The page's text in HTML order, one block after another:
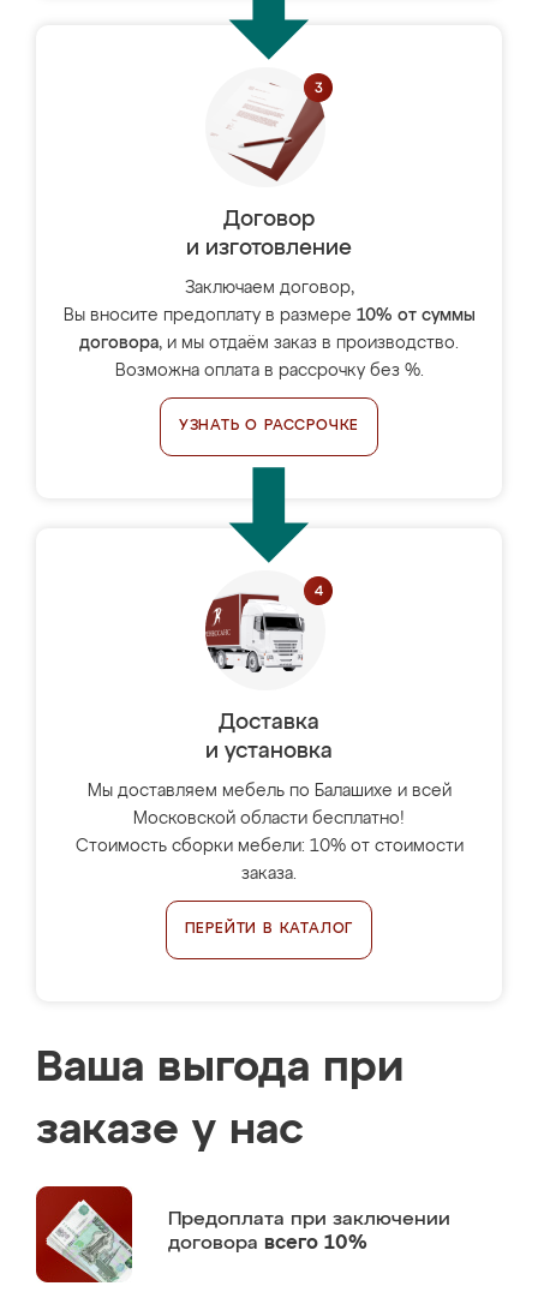
Договор
и изготовление
Заключаем договор,
Вы вносите предоплату в размере 10% от суммы
договора, и мы отдаём заказ в производство.
Возможна оплата в рассрочку без %.
УЗНАТЬ О РАССРОЧКЕ
Доставка
и установка
Мы доставляем мебель по Балашихе и всей
Московской области бесплатно!
Стоимость сборки мебели: 10% от стоимости
заказа.
ПЕРЕЙТИ В КАТАЛОГ
Ваша выгода при
заказе у нас
Предоплата при заключении
договора всего 10%